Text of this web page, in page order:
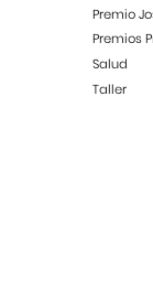
Premio
Premios
Salud
Taller